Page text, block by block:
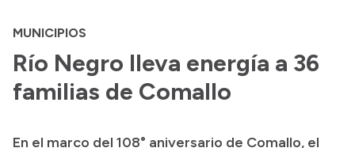
Consejos locales
Transparencia
MUNICIPIOS
Río Negro lleva energía a 36
familias de Comallo
En el marco del 108° aniversario de Comallo, el